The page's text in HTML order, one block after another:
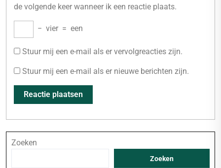
de volgende keer wanneer ik een reactie plaats.
− vier = een
Stuur mij een e-mail als er vervolgreacties zijn.
Stuur mij een e-mail als er nieuwe berichten zijn.
Zoeken
Zoeken